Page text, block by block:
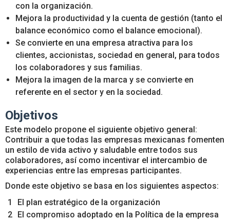
con la organización.
Mejora la productividad y la cuenta de gestión (tanto el
balance económico como el balance emocional).
Se convierte en una empresa atractiva para los
clientes, accionistas, sociedad en general, para todos
los colaboradores y sus familias.
Mejora la imagen de la marca y se convierte en
referente en el sector y en la sociedad.
Objetivos
Este modelo propone el siguiente objetivo general:
Contribuir a que todas las empresas mexicanas fomenten
un estilo de vida activo y saludable entre todos sus
colaboradores, así como incentivar el intercambio de
experiencias entre las empresas participantes.
Donde este objetivo se basa en los siguientes aspectos:
El plan estratégico de la organización
El compromiso adoptado en la Política de la empresa